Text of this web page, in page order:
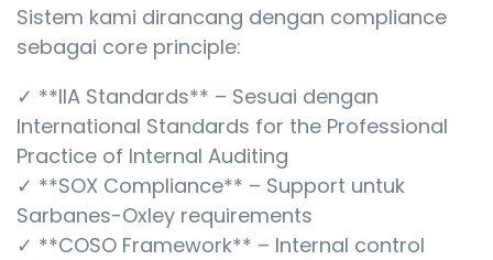
Sistem kami dirancang dengan compliance
sebagai core principle:
✓ **IIA Standards** – Sesuai dengan
International Standards for the Professional
Practice of Internal Auditing
✓ **SOX Compliance** – Support untuk
Sarbanes-Oxley requirements
✓ **COSO Framework** – Internal control